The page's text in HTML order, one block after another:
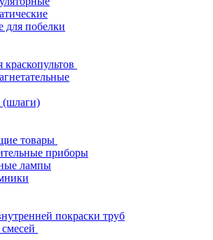
для побелки
краскопультов
(шлаги)
товары
приборы
лампы
покраски труб